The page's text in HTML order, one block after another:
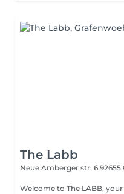
The Labb
Neue Amberger str. 6 92655
Welcome to The LABB,